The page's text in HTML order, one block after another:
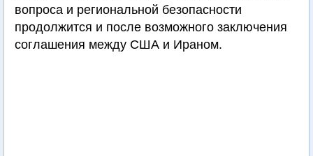
вопроса и региональной безопасности
продолжится и после возможного заключения
соглашения между США и Ираном.